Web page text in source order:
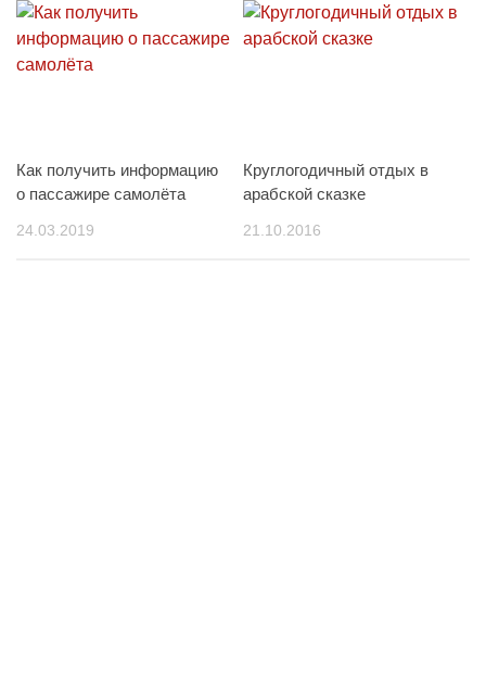
Как получить информацию
о пассажире самолёта
24.03.2019
Круглогодичный отдых в
арабской сказке
21.10.2016